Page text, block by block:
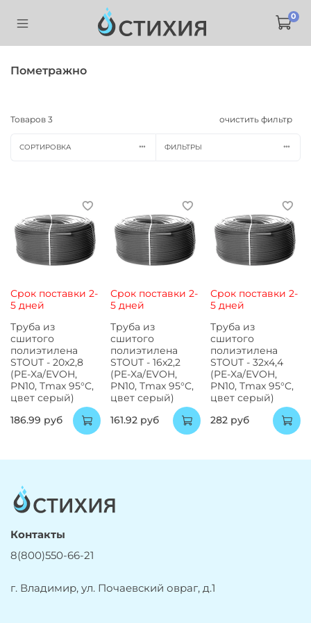
0
Пометражно
Товаров 3 очистить фильтр
СОРТИРОВКА ФИЛЬТРЫ
Срок поставки 2-
5 дней
Труба из
сшитого
полиэтилена
STOUT - 20x2,8
(PE-Xa/EVOH,
PN10, Tmax 95°C,
цвет серый)
186.99 руб
Срок поставки 2-
5 дней
Труба из
сшитого
полиэтилена
STOUT - 16x2,2
(PE-Xa/EVOH,
PN10, Tmax 95°C,
цвет серый)
161.92 руб
Срок поставки 2-
5 дней
Труба из
сшитого
полиэтилена
STOUT - 32x4,4
(PE-Xa/EVOH,
PN10, Tmax 95°C,
цвет серый)
282 руб
Контакты
8(800)550-66-21
г. Владимир, ул. Почаевский овраг, д.1